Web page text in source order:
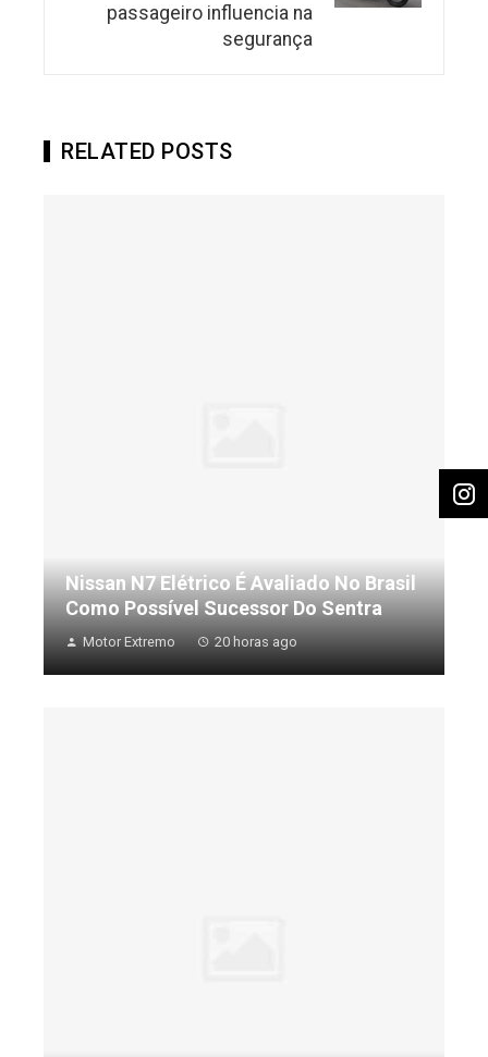
passageiro influencia na
segurança
RELATED POSTS
Nissan N7 Elétrico É Avaliado No Brasil
Como Possível Sucessor Do Sentra
Motor Extremo 20 horas ago